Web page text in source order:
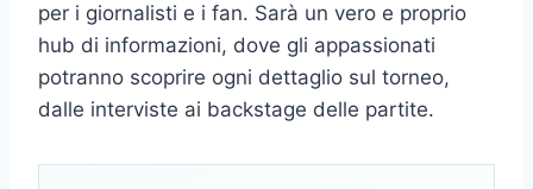
per i giornalisti e i fan. Sarà un vero e proprio
hub di informazioni, dove gli appassionati
potranno scoprire ogni dettaglio sul torneo,
dalle interviste ai backstage delle partite.